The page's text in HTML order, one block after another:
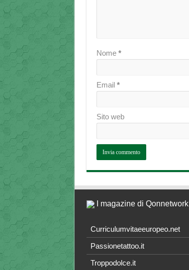
Nome *
Email *
Sito web
I magazine di Qonnetwork
Curriculumvitaeeuropeo.net
Passionetattoo.it
Troppodolce.it